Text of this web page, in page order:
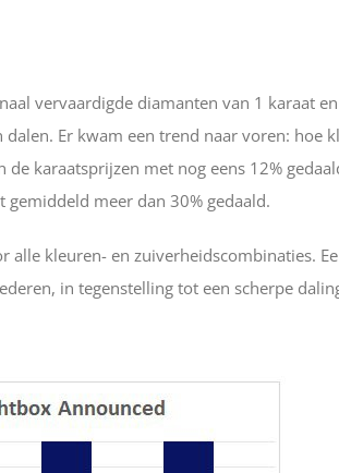
vervaardigde diamanten van 1 karaat
Er kwam een trend naar voren: hoe
karaatsprijzen met nog eens 12%
meer dan 30% gedaald.
kleuren- en zuiverheidscombinaties.
in tegenstelling tot een scherpe